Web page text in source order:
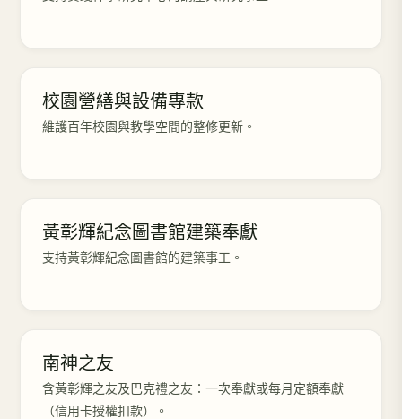
校園營繕與設備專款
維護百年校園與教學空間的整修更新。
黃彰輝紀念圖書館建築奉獻
支持黃彰輝紀念圖書館的建築事工。
南神之友
含黃彰輝之友及巴克禮之友：一次奉獻或每月定額奉獻
（信用卡授權扣款）。